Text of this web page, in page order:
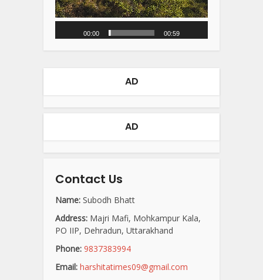
00:00 00:59
AD
AD
Contact Us
Name: Subodh Bhatt
Address: Majri Mafi, Mohkampur Kala,
PO IIP, Dehradun, Uttarakhand
Phone: 9837383994
Email: harshitatimes09@gmail.com